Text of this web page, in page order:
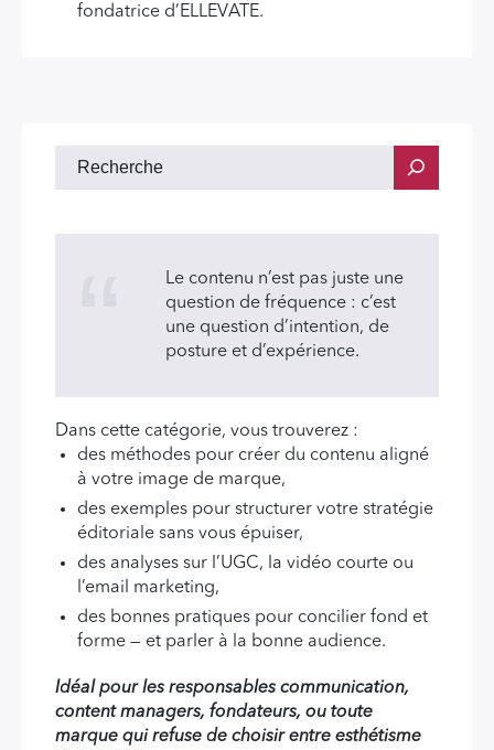
fondatrice d’ELLEVATE.
Le contenu n’est pas juste une
question de fréquence : c’est
une question d’intention, de
posture et d’expérience.
Dans cette catégorie, vous trouverez :
des méthodes pour créer du contenu aligné
à votre image de marque,
des exemples pour structurer votre stratégie
éditoriale sans vous épuiser,
des analyses sur l’UGC, la vidéo courte ou
l’email marketing,
des bonnes pratiques pour concilier fond et
forme — et parler à la bonne audience.
Idéal pour les responsables communication,
content managers, fondateurs, ou toute
marque qui refuse de choisir entre esthétisme